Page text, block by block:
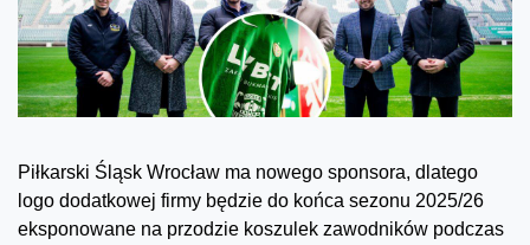
Piłkarski Śląsk Wrocław ma nowego sponsora, dlatego
logo dodatkowej firmy będzie do końca sezonu 2025/26
eksponowane na przodzie koszulek zawodników podczas